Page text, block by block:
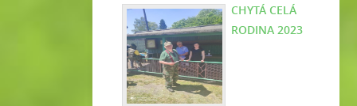
CHYTÁ CELÁ
RODINA 2023